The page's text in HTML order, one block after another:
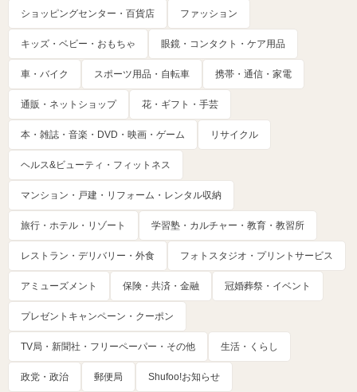
ショッピングセンター・百貨店 ファッション
キッズ・ベビー・おもちゃ 眼鏡・コンタクト・ケア用品
車・バイク スポーツ用品・自転車 携帯・通信・家電
通販・ネットショップ 花・ギフト・手芸
本・雑誌・音楽・DVD・映画・ゲーム リサイクル
ヘルス&ビューティ・フィットネス
マンション・戸建・リフォーム・レンタル収納
旅行・ホテル・リゾート 学習塾・カルチャー・教育・教習所
レストラン・デリバリー・外食 フォトスタジオ・プリントサービス
アミューズメント 保険・共済・金融 冠婚葬祭・イベント
プレゼントキャンペーン・クーポン
TV局・新聞社・フリーペーパー・その他 生活・くらし
政党・政治 郵便局 Shufoo!お知らせ